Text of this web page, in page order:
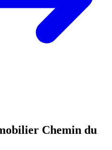
Chemin du